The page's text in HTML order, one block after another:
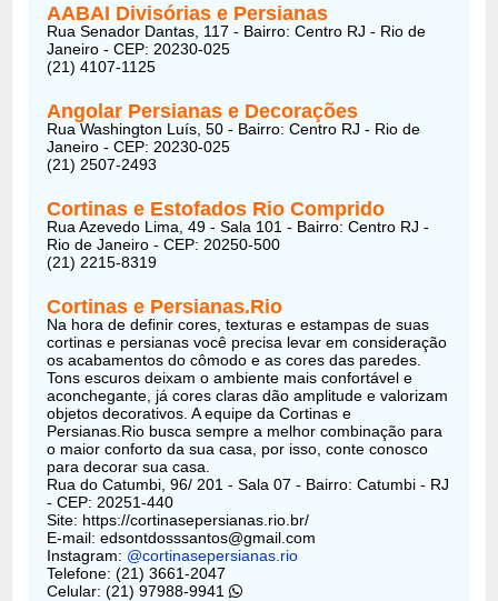
AABAI Divisórias e Persianas
Rua Senador Dantas, 117 - Bairro: Centro RJ - Rio de
Janeiro - CEP: 20230-025
(21) 4107-1125
Angolar Persianas e Decorações
Rua Washington Luís, 50 - Bairro: Centro RJ - Rio de
Janeiro - CEP: 20230-025
(21) 2507-2493
Cortinas e Estofados Rio Comprido
Rua Azevedo Lima, 49 - Sala 101 - Bairro: Centro RJ -
Rio de Janeiro - CEP: 20250-500
(21) 2215-8319
Cortinas e Persianas.Rio
Na hora de definir cores, texturas e estampas de suas
cortinas e persianas você precisa levar em consideração
os acabamentos do cômodo e as cores das paredes.
Tons escuros deixam o ambiente mais confortável e
aconchegante, já cores claras dão amplitude e valorizam
objetos decorativos. A equipe da Cortinas e
Persianas.Rio busca sempre a melhor combinação para
o maior conforto da sua casa, por isso, conte conosco
para decorar sua casa.
Rua do Catumbi, 96/ 201 - Sala 07 - Bairro: Catumbi - RJ
- CEP: 20251-440
Site: https://cortinasepersianas.rio.br/
E-mail: edsontdosssantos@gmail.com
Instagram: @cortinasepersianas.rio
Telefone: (21) 3661-2047
Celular: (21) 97988-9941